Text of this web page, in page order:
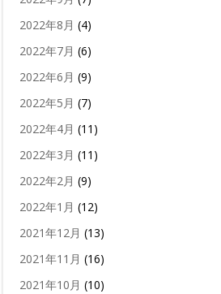
2022年8月 (4)
2022年7月 (6)
2022年6月 (9)
2022年5月 (7)
2022年4月 (11)
2022年3月 (11)
2022年2月 (9)
2022年1月 (12)
2021年12月 (13)
2021年11月 (16)
2021年10月 (10)